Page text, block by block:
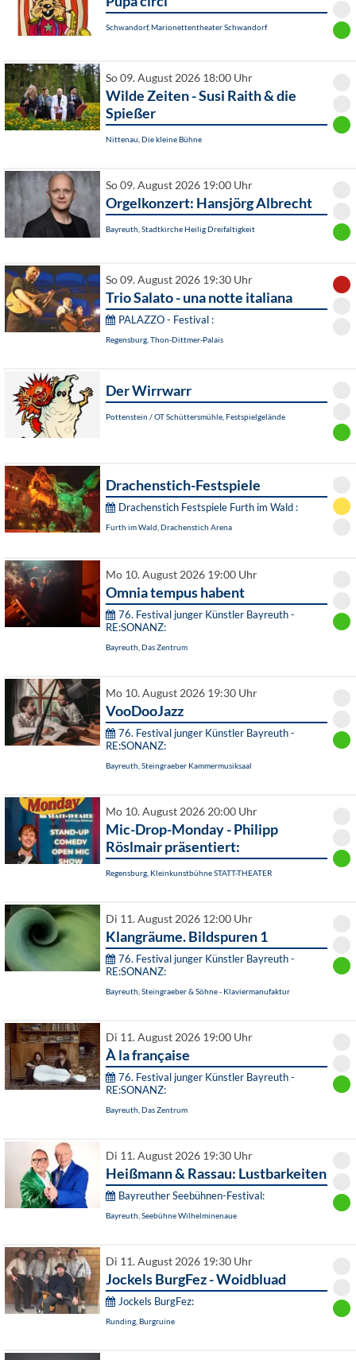
Schwandorf, Marionettentheater Schwandorf
So 09. August 2026 18:00 Uhr
Wilde Zeiten - Susi Raith & die
Spießer
Nittenau, Die kleine Bühne
So 09. August 2026 19:00 Uhr
Orgelkonzert: Hansjörg Albrecht
Bayreuth, Stadtkirche Heilig Dreifaltigkeit
So 09. August 2026 19:30 Uhr
Trio Salato - una notte italiana
PALAZZO - Festival :
Regensburg, Thon-Dittmer-Palais
Der Wirrwarr
Pottenstein / OT Schüttersmühle, Festspielgelände
Drachenstich-Festspiele
Drachenstich Festspiele Furth im Wald :
Furth im Wald, Drachenstich Arena
Mo 10. August 2026 19:00 Uhr
Omnia tempus habent
76. Festival junger Künstler Bayreuth -
RE:SONANZ:
Bayreuth, Das Zentrum
Mo 10. August 2026 19:30 Uhr
VooDooJazz
76. Festival junger Künstler Bayreuth -
RE:SONANZ:
Bayreuth, Steingraeber Kammermusiksaal
Mo 10. August 2026 20:00 Uhr
Mic-Drop-Monday - Philipp
Röslmair präsentiert:
Regensburg, Kleinkunstbühne STATT-THEATER
Di 11. August 2026 12:00 Uhr
Klangräume. Bildspuren 1
76. Festival junger Künstler Bayreuth -
RE:SONANZ:
Bayreuth, Steingraeber & Söhne - Klaviermanufaktur
Di 11. August 2026 19:00 Uhr
À la française
76. Festival junger Künstler Bayreuth -
RE:SONANZ:
Bayreuth, Das Zentrum
Di 11. August 2026 19:30 Uhr
Heißmann & Rassau: Lustbarkeiten
Bayreuther Seebühnen-Festival:
Bayreuth, Seebühne Wilhelminenaue
Di 11. August 2026 19:30 Uhr
Jockels BurgFez - Woidbluad
Jockels BurgFez:
Runding, Burgruine